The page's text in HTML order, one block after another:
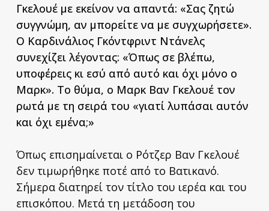
Γκελουέ με εκείνον να απαντά: «Σας ζητώ
συγγνώμη, αν μπορείτε να με συγχωρήσετε».
Ο Καρδινάλιος Γκόντφριντ Ντάνελς
συνεχίζει λέγοντας: «Όπως σε βλέπω,
υποφέρεις κι εσύ από αυτό και όχι μόνο ο
Μαρκ». Το θύμα, ο Μαρκ Βαν Γκελουέ τον
ρωτά με τη σειρά του «γιατί λυπάσαι αυτόν
και όχι εμένα;»
Όπως επισημαίνεται ο Ρότζερ Βαν Γκελουέ
δεν τιμωρήθηκε ποτέ από το Βατικανό.
Σήμερα διατηρεί τον τίτλο του ιερέα και του
επισκόπου. Μετά τη μετάδοση του